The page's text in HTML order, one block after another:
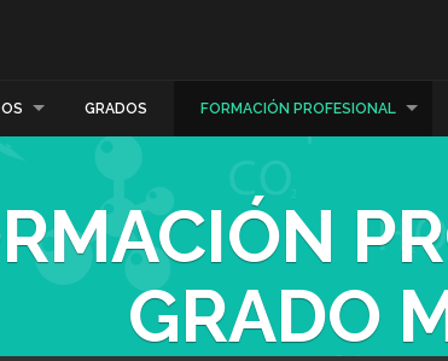
GRADOS FORMACIÓN PROFESIONAL
GRADO